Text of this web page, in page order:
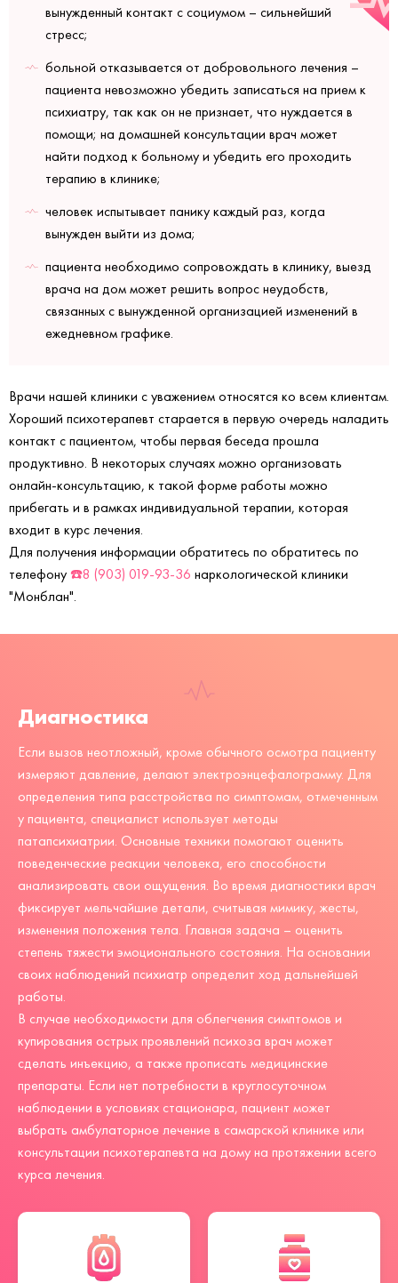
вынужденный контакт с социумом – сильнейший
стресс;
больной отказывается от добровольного лечения –
пациента невозможно убедить записаться на прием к
психиатру, так как он не признает, что нуждается в
помощи; на домашней консультации врач может
найти подход к больному и убедить его проходить
терапию в клинике;
человек испытывает панику каждый раз, когда
вынужден выйти из дома;
пациента необходимо сопровождать в клинику, выезд
врача на дом может решить вопрос неудобств,
связанных с вынужденной организацией изменений в
ежедневном графике.
Врачи нашей клиники с уважением относятся ко всем клиентам.
Хороший психотерапевт старается в первую очередь наладить
контакт с пациентом, чтобы первая беседа прошла
продуктивно. В некоторых случаях можно организовать
онлайн-консультацию, к такой форме работы можно
прибегать и в рамках индивидуальной терапии, которая
входит в курс лечения.
Для получения информации обратитесь по обратитесь по
телефону ☎️8 (903) 019-93-36 наркологической клиники
"Монблан".
Диагностика
Если вызов неотложный, кроме обычного осмотра пациенту
измеряют давление, делают электроэнцефалограмму. Для
определения типа расстройства по симптомам, отмеченным
у пациента, специалист использует методы
патапсихиатрии. Основные техники помогают оценить
поведенческие реакции человека, его способности
анализировать свои ощущения. Во время диагностики врач
фиксирует мельчайшие детали, считывая мимику, жесты,
изменения положения тела. Главная задача – оценить
степень тяжести эмоционального состояния. На основании
своих наблюдений психиатр определит ход дальнейшей
работы.
В случае необходимости для облегчения симптомов и
купирования острых проявлений психоза врач может
сделать инъекцию, а также прописать медицинские
препараты. Если нет потребности в круглосуточном
наблюдении в условиях стационара, пациент может
выбрать амбулаторное лечение в самарской клинике или
консультации психотерапевта на дому на протяжении всего
курса лечения.